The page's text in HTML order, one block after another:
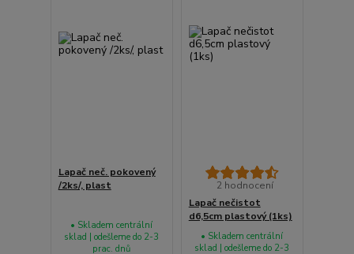
Lapač neč. pokovený
/2ks/, plast
• Skladem centrální
sklad | odešleme do 2-3
prac. dnů
2 hodnocení
Lapač nečistot
d6,5cm plastový (1ks)
• Skladem centrální
sklad | odešleme do 2-3